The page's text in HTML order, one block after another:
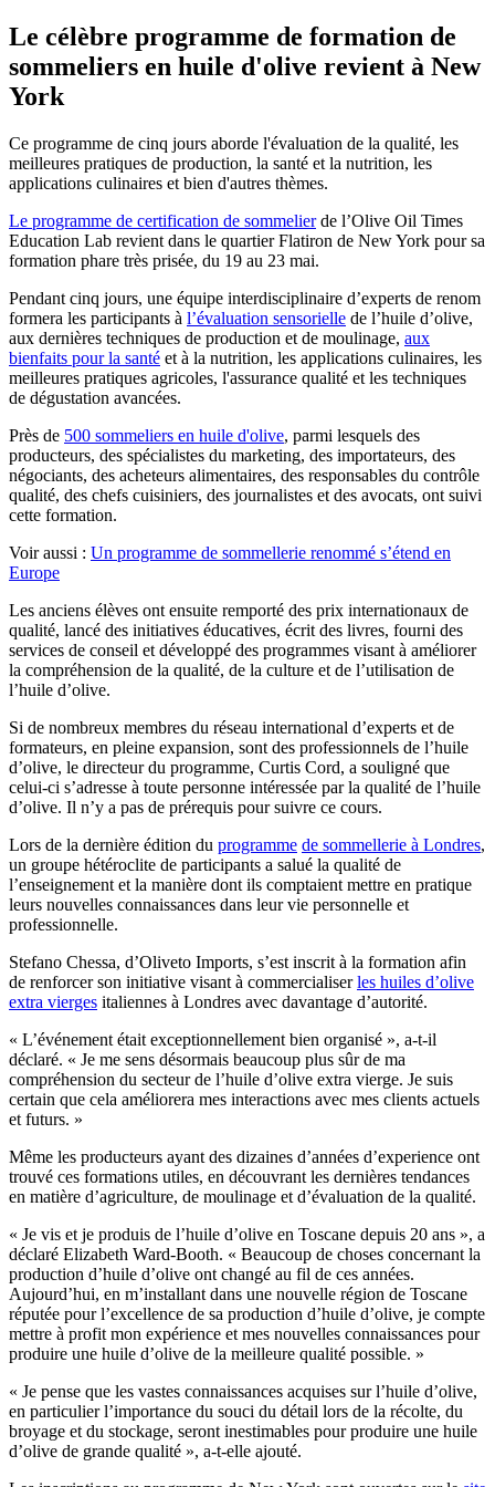
Le célèbre programme de formation de
sommeliers en huile d'olive revient à New
York
Ce programme de cinq jours aborde l'évaluation de la qualité, les
meilleures pratiques de production, la santé et la nutrition, les
applications culinaires et bien d'autres thèmes.
Le programme de certification de sommelierde l’Olive Oil Times
Education Lab revient dans le quartier Flatiron de New York pour sa
formation phare très prisée, du 19 au 23 mai.
Pendant cinq jours, une équipe interdisciplinaire d’experts de renom
formera les participants à l’évaluation sensorielle de l’huile d’olive,
aux dernières techniques de production et de moulinage, aux
bienfaits pour la santé et à la nutrition, les applications culinaires, les
meilleures pratiques agricoles, l'assurance qualité et les techniques
de dégustation avancées.
Près de 500 sommeliers en huile d'olive, parmi lesquels des
producteurs, des spécialistes du marketing, des importateurs, des
négociants, des acheteurs alimentaires, des responsables du contrôle
qualité, des chefs cuisiniers, des journalistes et des avocats, ont suivi
cette formation.
Voir aussi : Un programme de sommellerie renommé s’étend en
Europe
Les anciens élèves ont ensuite remporté des prix internationaux de
qualité, lancé des initiatives éducatives, écrit des livres, fourni des
services de conseil et développé des programmes visant à améliorer
la compréhension de la qualité, de la culture et de l’utilisation de
l’huile d’olive.
Si de nombreux membres du réseau international d’experts et de
formateurs, en pleine expansion, sont des professionnels de l’huile
d’olive, le directeur du programme, Curtis Cord, a souligné que
celui-ci s’adresse à toute personne intéressée par la qualité de l’huile
d’olive. Il n’y a pas de prérequis pour suivre ce cours.
Lors de la dernière édition du programme de sommellerie à Londres,
un groupe hétéroclite de participants a salué la qualité de
l’enseignement et la manière dont ils comptaient mettre en pratique
leurs nouvelles connaissances dans leur vie personnelle et
professionnelle.
Stefano Chessa, d’Oliveto Imports, s’est inscrit à la formation afin
de renforcer son initiative visant à commercialiserles huiles d’olive
extra vierges italiennes à Londres avec davantage d’autorité.
« L’événement était exceptionnellement bien organisé », a-t-il
déclaré. « Je me sens désormais beaucoup plus sûr de ma
compréhension du secteur de l’huile d’olive extra vierge. Je suis
certain que cela améliorera mes interactions avec mes clients actuels
et futurs. »
Même les produc­teurs ayant des dizaines d’années d’expe­ri­ence ont
trouvé ces for­mations utiles, en déc­ouvrant les dernières tendances
en matière d’agri­cul­ture, de moulinage et d’éval­ua­tion de la qual­ité.
« Je vis et je produis de l’huile d’olive en Toscane depuis 20 ans », a
déclaré Elizabeth Ward-Booth. « Beaucoup de choses concernant la
production d’huile d’olive ont changé au fil de ces années.
Aujourd’hui, en m’installant dans une nouvelle région de Toscane
réputée pour l’excellence de sa production d’huile d’olive, je compte
mettre à profit mon expérience et mes nouvelles connaissances pour
produire une huile d’olive de la meilleure qualité possible. »
« Je pense que les vastes connaissances acquises sur l’huile d’olive,
en particulier l’importance du souci du détail lors de la récolte, du
broyage et du stockage, seront inestimables pour produire une huile
d’olive de grande qualité », a-t-elle ajouté.